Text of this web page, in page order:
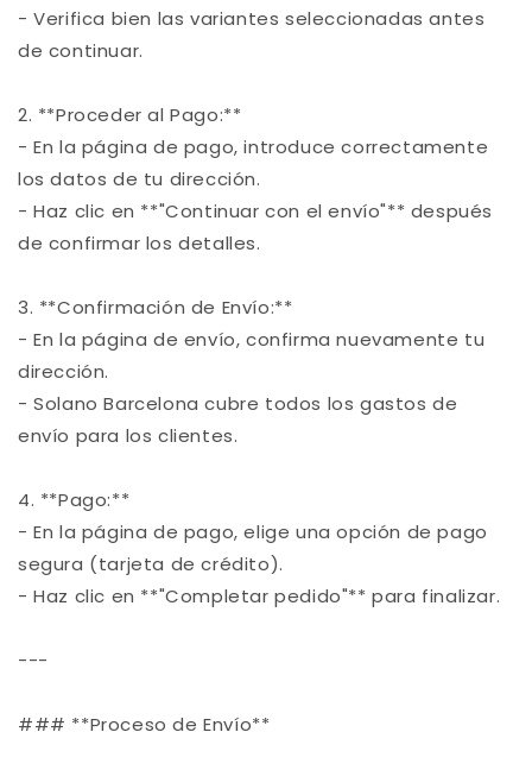
- Verifica bien las variantes seleccionadas antes
de continuar.
2. **Proceder al Pago:**
- En la página de pago, introduce correctamente
los datos de tu dirección.
- Haz clic en **"Continuar con el envío"** después
de confirmar los detalles.
3. **Confirmación de Envío:**
- En la página de envío, confirma nuevamente tu
dirección.
-Solano Barcelona cubre todos los gastos de
envío para los clientes.
4. **Pago:**
- En la página de pago, elige una opción de pago
segura (tarjeta de crédito).
- Haz clic en **"Completar pedido"** para finalizar.
---
### **Proceso de Envío**